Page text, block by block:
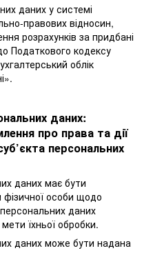
даних у системі
правових відносин,
розрахунків за придбані
Податкового кодексу
облік
даних:
про права та дії
персональних
даних має бути
особи щодо
даних
їхньої обробки.
даних може бути надана